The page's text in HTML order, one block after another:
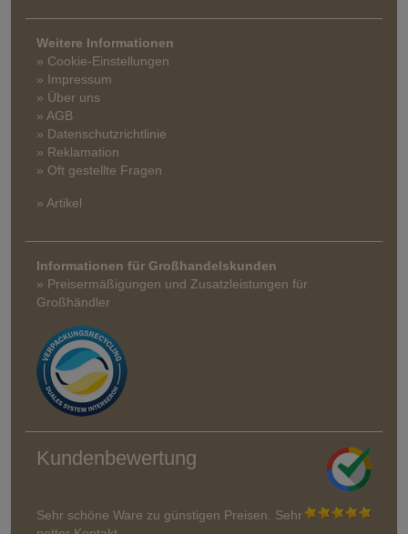
Weitere Informationen
» Cookie-Einstellungen
» Impressum
» Über uns
» AGB
» Datenschutzrichtlinie
» Reklamation
» Oft gestellte Fragen
» Artikel
Informationen für Großhandelskunden
» Preisermäßigungen und Zusatzleistungen für
Großhändler
Kundenbewertung
Sehr schöne Ware zu günstigen Preisen. Sehr